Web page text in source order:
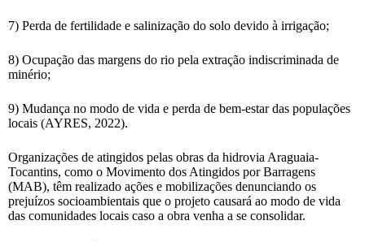
7) Perda de fertilidade e salinização do solo devido à irrigação;
8) Ocupação das margens do rio pela extração indiscriminada de
minério;
9) Mudança no modo de vida e perda de bem-estar das populações
locais (AYRES, 2022).
Organizações de atingidos pelas obras da hidrovia Araguaia-
Tocantins, como o Movimento dos Atingidos por Barragens
(MAB), têm realizado ações e mobilizações denunciando os
prejuízos socioambientais que o projeto causará ao modo de vida
das comunidades locais caso a obra venha a se consolidar.